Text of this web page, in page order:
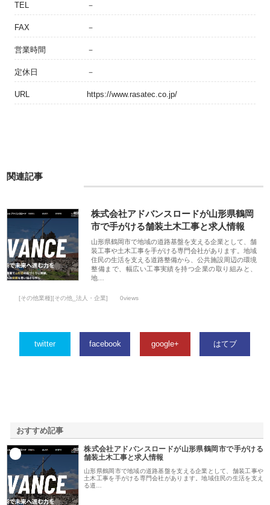
TEL －
FAX －
営業時間 －
定休日 －
URL https://www.rasatec.co.jp/
関連記事
株式会社アドバンスロードが山形県鶴岡
市で手がける舗装土木工事と求人情報
山形県鶴岡市で地域の道路基盤を支える企業として、舗
装工事や土木工事を手がける専門会社があります。地域
住民の生活を支える道路整備から、公共施設周辺の環境
整備まで、幅広い工事実績を持つ企業の取り組みと、
地…
[その他業種][その他_法人・企業] 0views
twitter facebook google+ はてブ
おすすめ記事
株式会社アドバンスロードが山形県鶴岡市で手がける
舗装土木工事と求人情報
山形県鶴岡市で地域の道路基盤を支える企業として、舗装工事や
土木工事を手がける専門会社があります。地域住民の生活を支え
る道…